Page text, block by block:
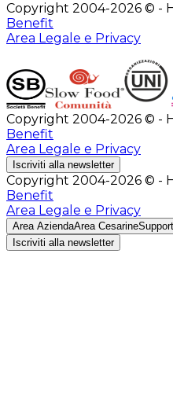
Copyright 2004-2026 © -
Benefit
Area Legale e Privacy
Copyright 2004-2026 © -
Benefit
Area Legale e Privacy
Iscriviti alla newsletter
Copyright 2004-2026 © -
Benefit
Area Legale e Privacy
Area AziendaArea Cesarine
Iscriviti alla newsletter